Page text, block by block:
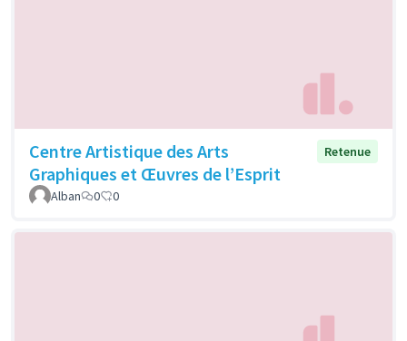
Centre Artistique des Arts
Graphiques et Œuvres de l’Esprit
Retenue
Alban 0 0